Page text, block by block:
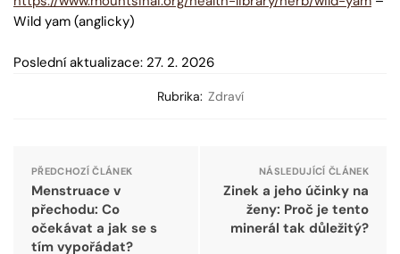
Wild yam (anglicky)
Poslední aktualizace: 27. 2. 2026
Rubrika: Zdraví
PŘEDCHOZÍ ČLÁNEK
Menstruace v
přechodu: Co
očekávat a jak se s
tím vypořádat?
NÁSLEDUJÍCÍ ČLÁNEK
Zinek a jeho účinky na
ženy: Proč je tento
minerál tak důležitý?